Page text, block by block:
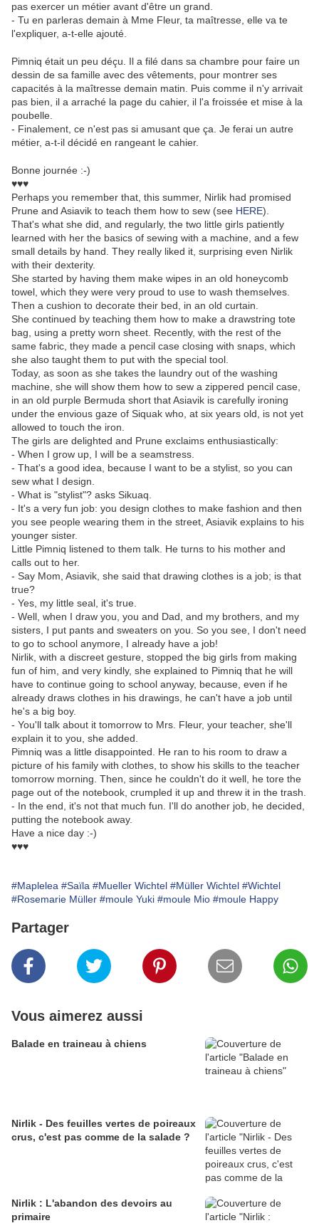
pas exercer un métier avant d'être un grand.
- Tu en parleras demain à Mme Fleur, ta maîtresse, elle va te
l'expliquer, a-t-elle ajouté.
Pimniq était un peu déçu. Il a filé dans sa chambre pour faire un
dessin de sa famille avec des vêtements, pour montrer ses
capacités à la maîtresse demain matin. Puis comme il n'y arrivait
pas bien, il a arraché la page du cahier, il l'a froissée et mise à la
poubelle.
- Finalement, ce n'est pas si amusant que ça. Je ferai un autre
métier, a-t-il décidé en rangeant le cahier.
Bonne journée :-)
♥♥♥
Perhaps you remember that, this summer, Nirlik had promised
Prune and Asiavik to teach them how to sew (see HERE).
That's what she did, and regularly, the two little girls patiently
learned with her the basics of sewing with a machine, and a few
small details by hand. They really liked it, surprising even Nirlik
with their dexterity.
She started by having them make wipes in an old honeycomb
towel, which they were very proud to use to wash themselves.
Then a cushion to decorate their bed, in an old curtain.
She continued by teaching them how to make a drawstring tote
bag, using a pretty worn sheet. Recently, with the rest of the
same fabric, they made a pencil case closing with snaps, which
she also taught them to put with the special tool.
Today, as soon as she takes the laundry out of the washing
machine, she will show them how to sew a zippered pencil case,
in an old purple Bermuda short that Asiavik is carefully ironing
under the envious gaze of Siquak who, at six years old, is not yet
allowed to touch the iron.
The girls are delighted and Prune exclaims enthusiastically:
- When I grow up, I will be a seamstress.
- That's a good idea, because I want to be a stylist, so you can
sew what I design.
- What is "stylist"? asks Sikuaq.
- It's a very fun job: you design clothes to make fashion and then
you see people wearing them in the street, Asiavik explains to his
younger sister.
Little Pimniq listened to them talk. He turns to his mother and
calls out to her.
- Say Mom, Asiavik, she said that drawing clothes is a job; is that
true?
- Yes, my little seal, it's true.
- Well, when I draw you, you and Dad, and my brothers, and my
sisters, I put pants and sweaters on you. So you see, I don't need
to go to school anymore, I already have a job!
Nirlik, with a discreet gesture, stopped the big girls from making
fun of him, and very kindly, she explained to Pimniq that he will
have to continue going to school anyway, because, even if he
already draws clothes in his drawings, he can't have a job until
he's a big boy.
- You'll talk about it tomorrow to Mrs. Fleur, your teacher, she'll
explain it to you, she added.
Pimniq was a little disappointed. He ran to his room to draw a
picture of his family with clothes, to show his skills to the teacher
tomorrow morning. Then, since he couldn't do it well, he tore the
page out of the notebook, crumpled it up and threw it in the trash.
- In the end, it's not that much fun. I'll do another job, he decided,
putting the notebook away.
Have a nice day :-)
♥♥♥
#Maplelea #Saïla #Mueller Wichtel #Müller Wichtel #Wichtel
#Rosemarie Müller #moule Yuki #moule Mio #moule Happy
Partager
Vous aimerez aussi
Balade en traineau à chiens
Nirlik - Des feuilles vertes de poireaux
crus, c'est pas comme de la salade ?
Nirlik : L'abandon des devoirs au
primaire